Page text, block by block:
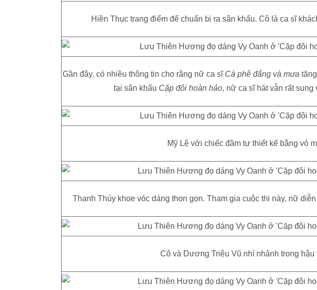
Hiền Thục trang điểm để chuẩn bị ra sân khấu. Cô là ca sĩ
Gần đây, có nhiều thông tin cho rằng nữ ca sĩ Cà phê đắng và mưa
tại sân khấu Cặp đôi hoàn hảo, nữ ca sĩ hát vẫn rất sung
Mỹ Lệ với chiếc đầm tự thiết kế bằng vỏ
Thanh Thúy khoe vóc dáng thon gọn. Tham gia cuộc thi này, nữ
Cô và Dương Triệu Vũ nhí nhảnh trong hậu